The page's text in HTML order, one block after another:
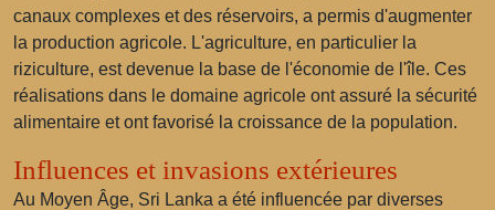
canaux complexes et des réservoirs, a permis d'augmenter
la production agricole. L'agriculture, en particulier la
riziculture, est devenue la base de l'économie de l'île. Ces
réalisations dans le domaine agricole ont assuré la sécurité
alimentaire et ont favorisé la croissance de la population.
Influences et invasions extérieures
Au Moyen Âge, Sri Lanka a été influencée par diverses